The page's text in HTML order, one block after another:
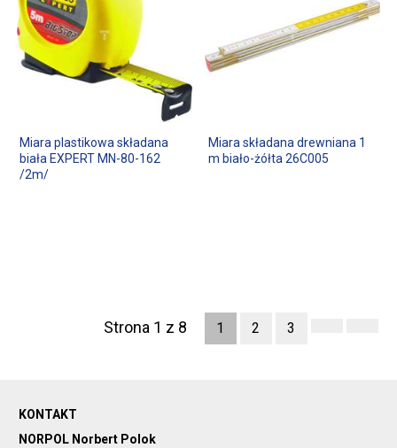
Miara plastikowa składana
biała EXPERT MN-80-162
/2m/
Miara składana drewniana 1
m biało-żółta 26C005
Strona 1 z 8 1 2 3
KONTAKT
NORPOL Norbert Polok